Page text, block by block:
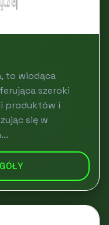
to wiodąca
szeroki
produktów i
się w